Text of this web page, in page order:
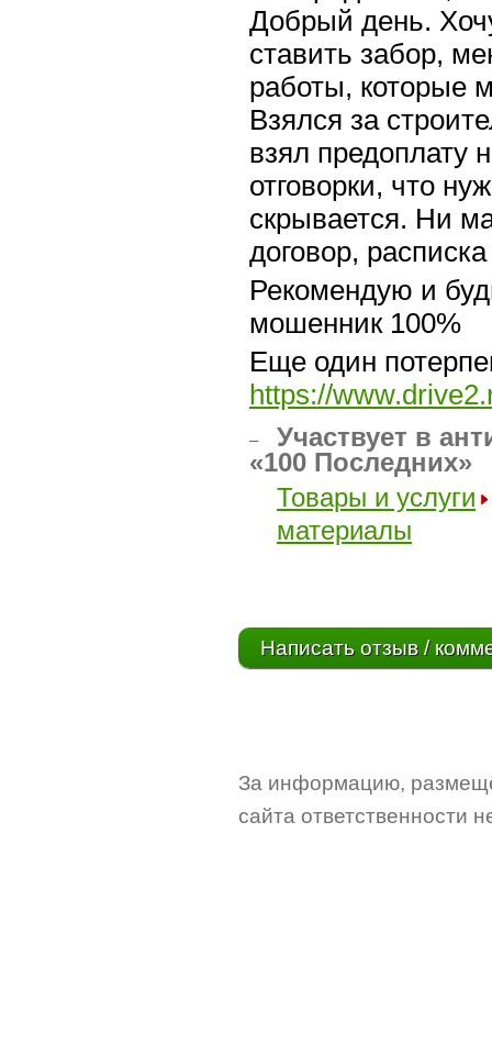
Добрый день.
ставить забор,
работы, которые
Взялся за
взял предоплату
отговорки, что
скрывается. Ни
договор,
Рекомендую и
мошенник 100%
Еще один
https://
–
Участвует в
«100 Последних»
Товары и услуги
материалы
Написать отзыв /
За информацию,
сайта ответственности